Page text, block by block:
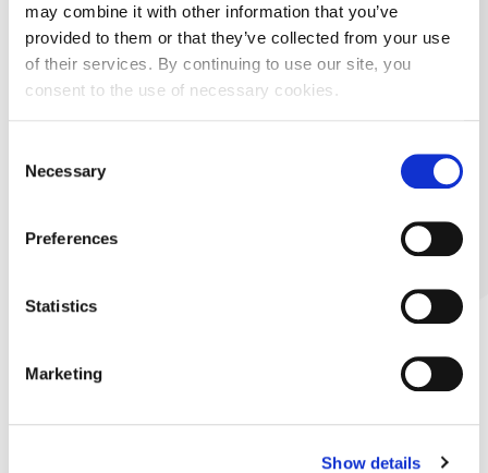
may combine it with other information that you’ve
provided to them or that they’ve collected from your use
of their services. By continuing to use our site, you
consent to the use of necessary cookies.
Selection
Necessary
Preferences
Statistics
Marketing
Show details